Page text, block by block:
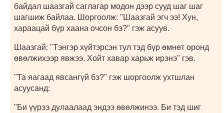
байдал шаазгай саглагар модон дээр сууд шаг шаг
шагшиж байлаа. Шоргоолж: "Шаазгай эгч ээ! Хун,
хараацай бүр хаана очсон бэ?" гэж асуув.
Шаазгай: "Тэнгэр хүйтэрсэн тул тэд бүр өмнөт оронд
өвөлжихээр явжээ. Хойт хавар харьж ирэнэ" гэв.
"Та яагаад явсангүй бэ?" гэж шоргоолж ухтшлан
асуусанд:
"Би үүрээ дулаалаад эндээ өвөлжинээ. Би тэд шиг